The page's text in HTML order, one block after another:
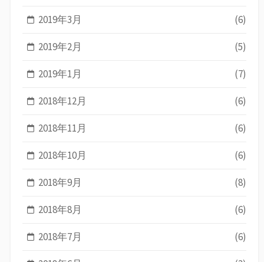
2019年3月 (6)
2019年2月 (5)
2019年1月 (7)
2018年12月 (6)
2018年11月 (6)
2018年10月 (6)
2018年9月 (8)
2018年8月 (6)
2018年7月 (6)